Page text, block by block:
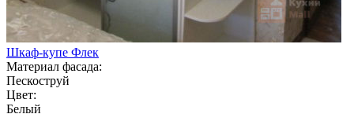
Шкаф-купе Флек
Материал фасада:
Пескоструй
Цвет:
Белый